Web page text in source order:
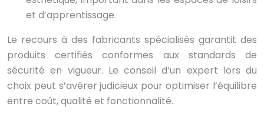
et d’apprentissage.
Le recours à des fabricants spécialisés garantit des
produits certifiés conformes aux standards de
sécurité en vigueur. Le conseil d’un expert lors du
choix peut s’avérer judicieux pour optimiser l’équilibre
entre coût, qualité et fonctionnalité.